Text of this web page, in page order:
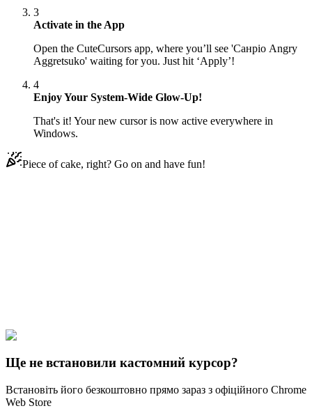
3
Activate in the App
Open the CuteCursors app, where you’ll see 'Санріо Angry
Aggretsuko' waiting for you. Just hit ‘Apply’!
4
Enjoy Your System-Wide Glow-Up!
That's it! Your new cursor is now active everywhere in
Windows.
Piece of cake, right? Go on and have fun!
Sanrio
Ще не встановили кастомний курсор?
Встановіть його безкоштовно прямо зараз з офіційного Chrome
Web Store